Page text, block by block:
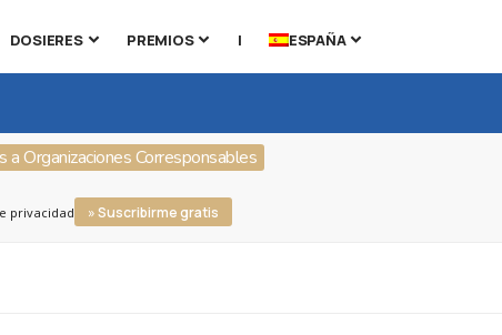
DOSIERES PREMIOS | ESPAÑA
a Organizaciones Corresponsables
privacidad » Suscribirme gratis